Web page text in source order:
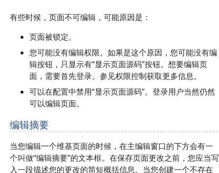
有些时候，页面不可编辑，可能原因是：
页面被锁定。
您可能没有编辑权限。如果是这个原因，您可能没有编
辑按钮，只显示有“显示页面源码”按钮。想要编辑页
面，需要首先登录。参见权限控制获取更多信息。
可以在配置中禁用“显示页面源码”。登录用户当然仍然
可以编辑页面。
编辑摘要
当您编辑一个维基页面的时候，在主编辑窗口的下方会有一
个叫做“编辑摘要”的文本框。在保存页面更改之前，您应当写
入一段描述您的更改的简短概括信息。当您创建一个不存在